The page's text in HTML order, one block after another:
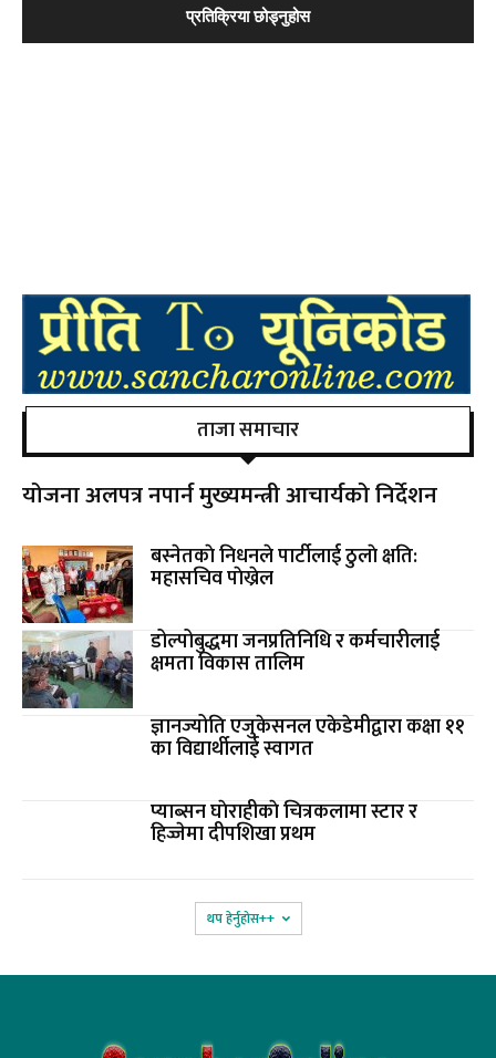
ताजा समाचार
योजना अलपत्र नपार्न मुख्यमन्त्री आचार्यको निर्देशन
बस्नेतकाे निधनले पार्टीलाई ठुलाे क्षति:
महासचिव पाेख्रेल
डोल्पोबुद्धमा जनप्रतिनिधि र कर्मचारीलाई
क्षमता विकास तालिम
ज्ञानज्योति एजुकेसनल एकेडेमीद्वारा कक्षा ११
का विद्यार्थीलाई स्वागत
प्याब्सन घाेराहीकाे चित्रकलामा स्टार र
हिज्जेमा दीपशिखा प्रथम
थप हेर्नुहोस‌++